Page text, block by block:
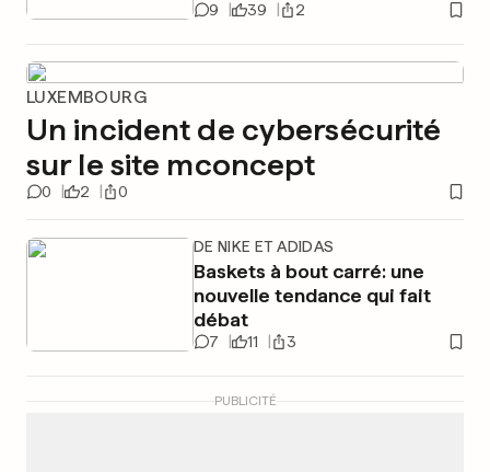
9 39 2
LUXEMBOURG
Un incident de cybersécurité
sur le site mconcept
0 2 0
DE NIKE ET ADIDAS
Baskets à bout carré: une
nouvelle tendance qui fait
débat
7 11 3
PUBLICITÉ